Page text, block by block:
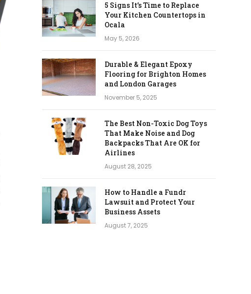
5 Signs It’s Time to Replace
Your Kitchen Countertops in
Ocala
May 5, 2026
Durable & Elegant Epoxy
Flooring for Brighton Homes
and London Garages
November 5, 2025
The Best Non-Toxic Dog Toys
That Make Noise and Dog
Backpacks That Are OK for
Airlines
August 28, 2025
How to Handle a Fundr
Lawsuit and Protect Your
Business Assets
August 7, 2025